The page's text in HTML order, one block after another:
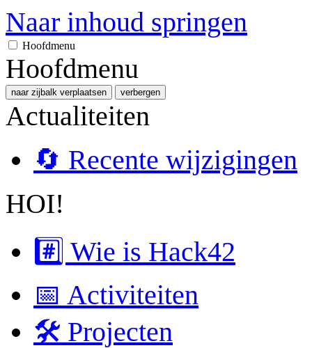
Naar inhoud springen
Hoofdmenu
Hoofdmenu
naar zijbalk verplaatsen verbergen
Actualiteiten
🔄 Recente wijzigingen
HOI!
#️⃣ Wie is Hack42
📅 Activiteiten
🛠 Projecten